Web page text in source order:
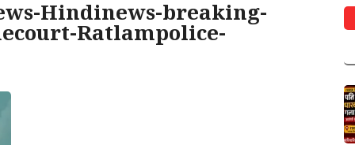
Hindinews-breaking-
Ratlampolice-